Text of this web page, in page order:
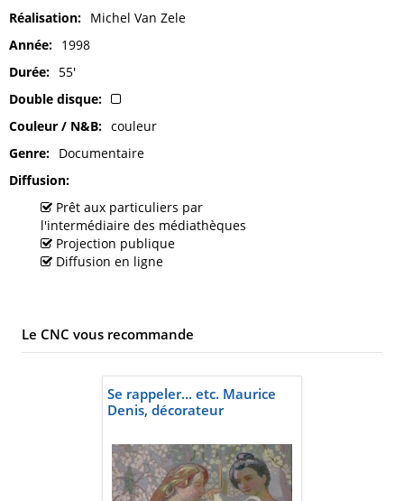
Réalisation
Michel Van Zele
Année
1998
Durée
55'
Double disque
Couleur / N&B
couleur
Genre
Documentaire
Diffusion
Prêt aux particuliers par
l'intermédiaire des médiathèques
Projection publique
Diffusion en ligne
Le CNC vous recommande
Se rappeler... etc. Maurice
Denis, décorateur